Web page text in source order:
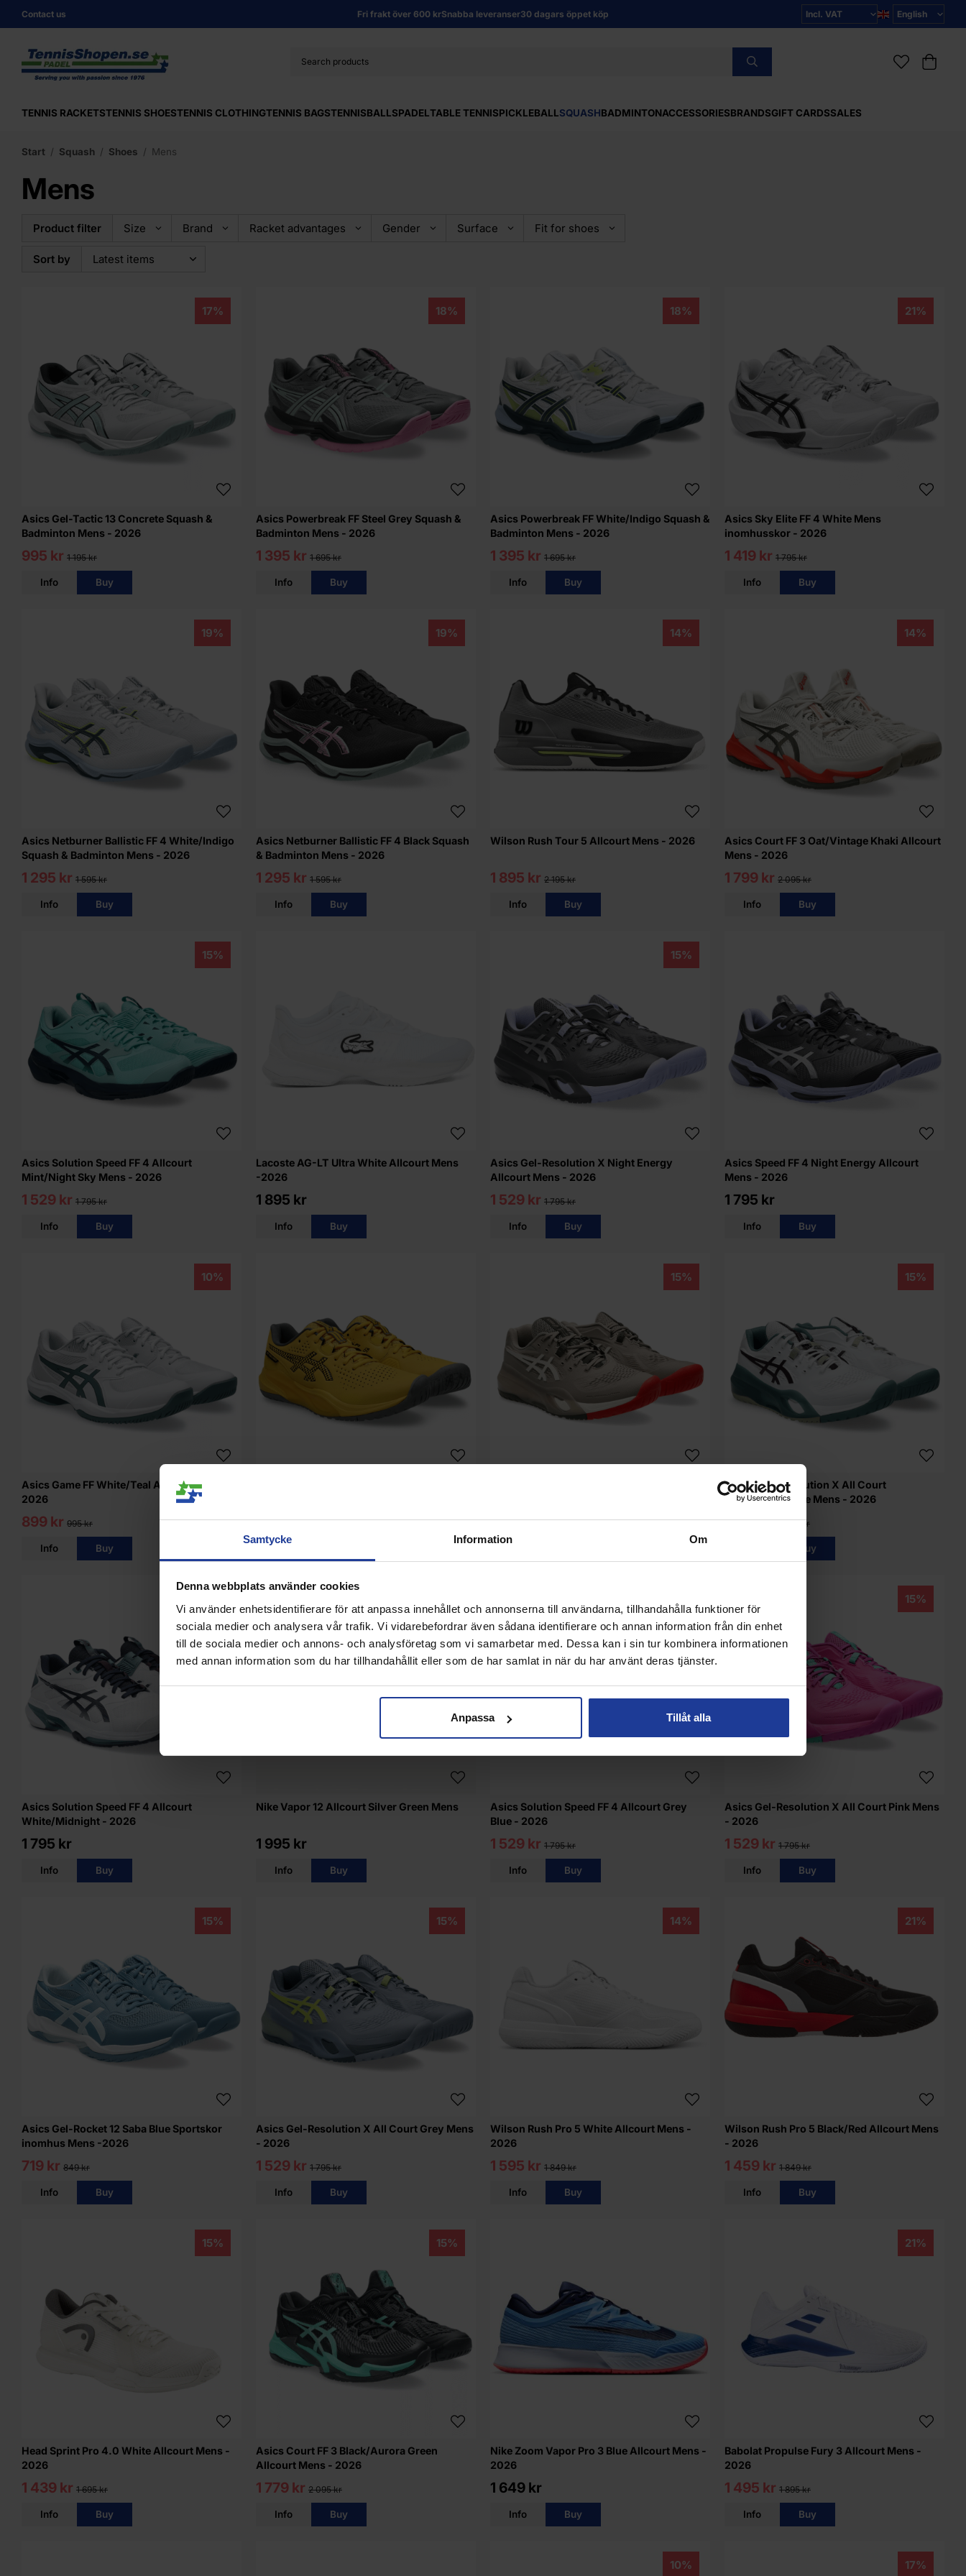
Samtycke Information Om
Denna webbplats använder cookies
Vi använder enhetsidentifierare för att anpassa innehållet och annonserna till användarna, tillhandahålla funktioner för
sociala medier och analysera vår trafik. Vi vidarebefordrar även sådana identifierare och annan information från din enhet
till de sociala medier och annons- och analysföretag som vi samarbetar med. Dessa kan i sin tur kombinera informationen
med annan information som du har tillhandahållit eller som de har samlat in när du har använt deras tjänster.
Anpassa Tillåt alla
Contact us Fri frakt över 600 krSnabba leveranser30 dagars öppet köp
TENNIS RACKETSTENNIS SHOESTENNIS CLOTHINGTENNIS BAGSTENNISBALLSPADELTABLE TENNISPICKLEBALLSQUASHBADMINTONACCESSORIESBRANDSGIFT CARDSSALES
Start / Squash / Shoes / Mens
Mens
Product filter Size Brand Racket advantages Gender Surface Fit for shoes
Sort by
17%
Asics Gel-Tactic 13 Concrete Squash &
Badminton Mens - 2026
995 kr 1 195 kr
Info Buy
18%
Asics Powerbreak FF Steel Grey Squash &
Badminton Mens - 2026
1 395 kr 1 695 kr
Info Buy
18%
Asics Powerbreak FF White/Indigo Squash &
Badminton Mens - 2026
1 395 kr 1 695 kr
Info Buy
21%
Asics Sky Elite FF 4 White Mens
inomhusskor - 2026
1 419 kr 1 795 kr
Info Buy
19%
Asics Netburner Ballistic FF 4 White/Indigo
Squash & Badminton Mens - 2026
1 295 kr 1 595 kr
Info Buy
19%
Asics Netburner Ballistic FF 4 Black Squash
& Badminton Mens - 2026
1 295 kr 1 595 kr
Info Buy
14%
Wilson Rush Tour 5 Allcourt Mens - 2026
1 895 kr 2 195 kr
Info Buy
14%
Asics Court FF 3 Oat/Vintage Khaki Allcourt
Mens - 2026
1 799 kr 2 095 kr
Info Buy
15%
Asics Solution Speed FF 4 Allcourt
Mint/Night Sky Mens - 2026
1 529 kr 1 795 kr
Info Buy
Lacoste AG-LT Ultra White Allcourt Mens
-2026
1 895 kr
Info Buy
15%
Asics Gel-Resolution X Night Energy
Allcourt Mens - 2026
1 529 kr 1 795 kr
Info Buy
Asics Speed FF 4 Night Energy Allcourt
Mens - 2026
1 795 kr
Info Buy
10%
Asics Game FF White/Teal Allcourt Mens -
2026
899 kr 995 kr
Info Buy
1 495 kr
15%
1 529 kr 1 795 kr
15%
Asics Gel-Resolution X All Court
White/Aubergine Mens - 2026
1 529 kr 1 795 kr
Buy
Asics Solution Speed FF 4 Allcourt
White/Midnight - 2026
1 795 kr
Info Buy
Nike Vapor 12 Allcourt Silver Green Mens
1 995 kr
Info Buy
Asics Solution Speed FF 4 Allcourt Grey
Blue - 2026
1 529 kr 1 795 kr
Info Buy
15%
Asics Gel-Resolution X All Court Pink Mens
- 2026
1 529 kr 1 795 kr
Info Buy
15%
Asics Gel-Rocket 12 Saba Blue Sportskor
inomhus Mens -2026
719 kr 849 kr
Info Buy
15%
Asics Gel-Resolution X All Court Grey Mens
- 2026
1 529 kr 1 795 kr
Info Buy
14%
Wilson Rush Pro 5 White Allcourt Mens -
2026
1 595 kr 1 849 kr
Info Buy
21%
Wilson Rush Pro 5 Black/Red Allcourt Mens
- 2026
1 459 kr 1 849 kr
Info Buy
15%
Head Sprint Pro 4.0 White Allcourt Mens -
2026
1 439 kr 1 695 kr
Info Buy
15%
Asics Court FF 3 Black/Aurora Green
Allcourt Mens - 2026
1 779 kr 2 095 kr
Info Buy
Nike Zoom Vapor Pro 3 Blue Allcourt Mens -
2026
1 649 kr
Info Buy
21%
Babolat Propulse Fury 3 Allcourt Mens -
2026
1 495 kr 1 895 kr
Info Buy
10% 17%